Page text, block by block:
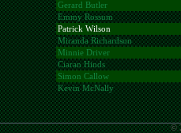
Gerard Butler
Emmy Rossum
Patrick Wilson
Miranda Richardson
Minnie Driver
Ciaran Hinds
Simon Callow
Kevin McNally
©